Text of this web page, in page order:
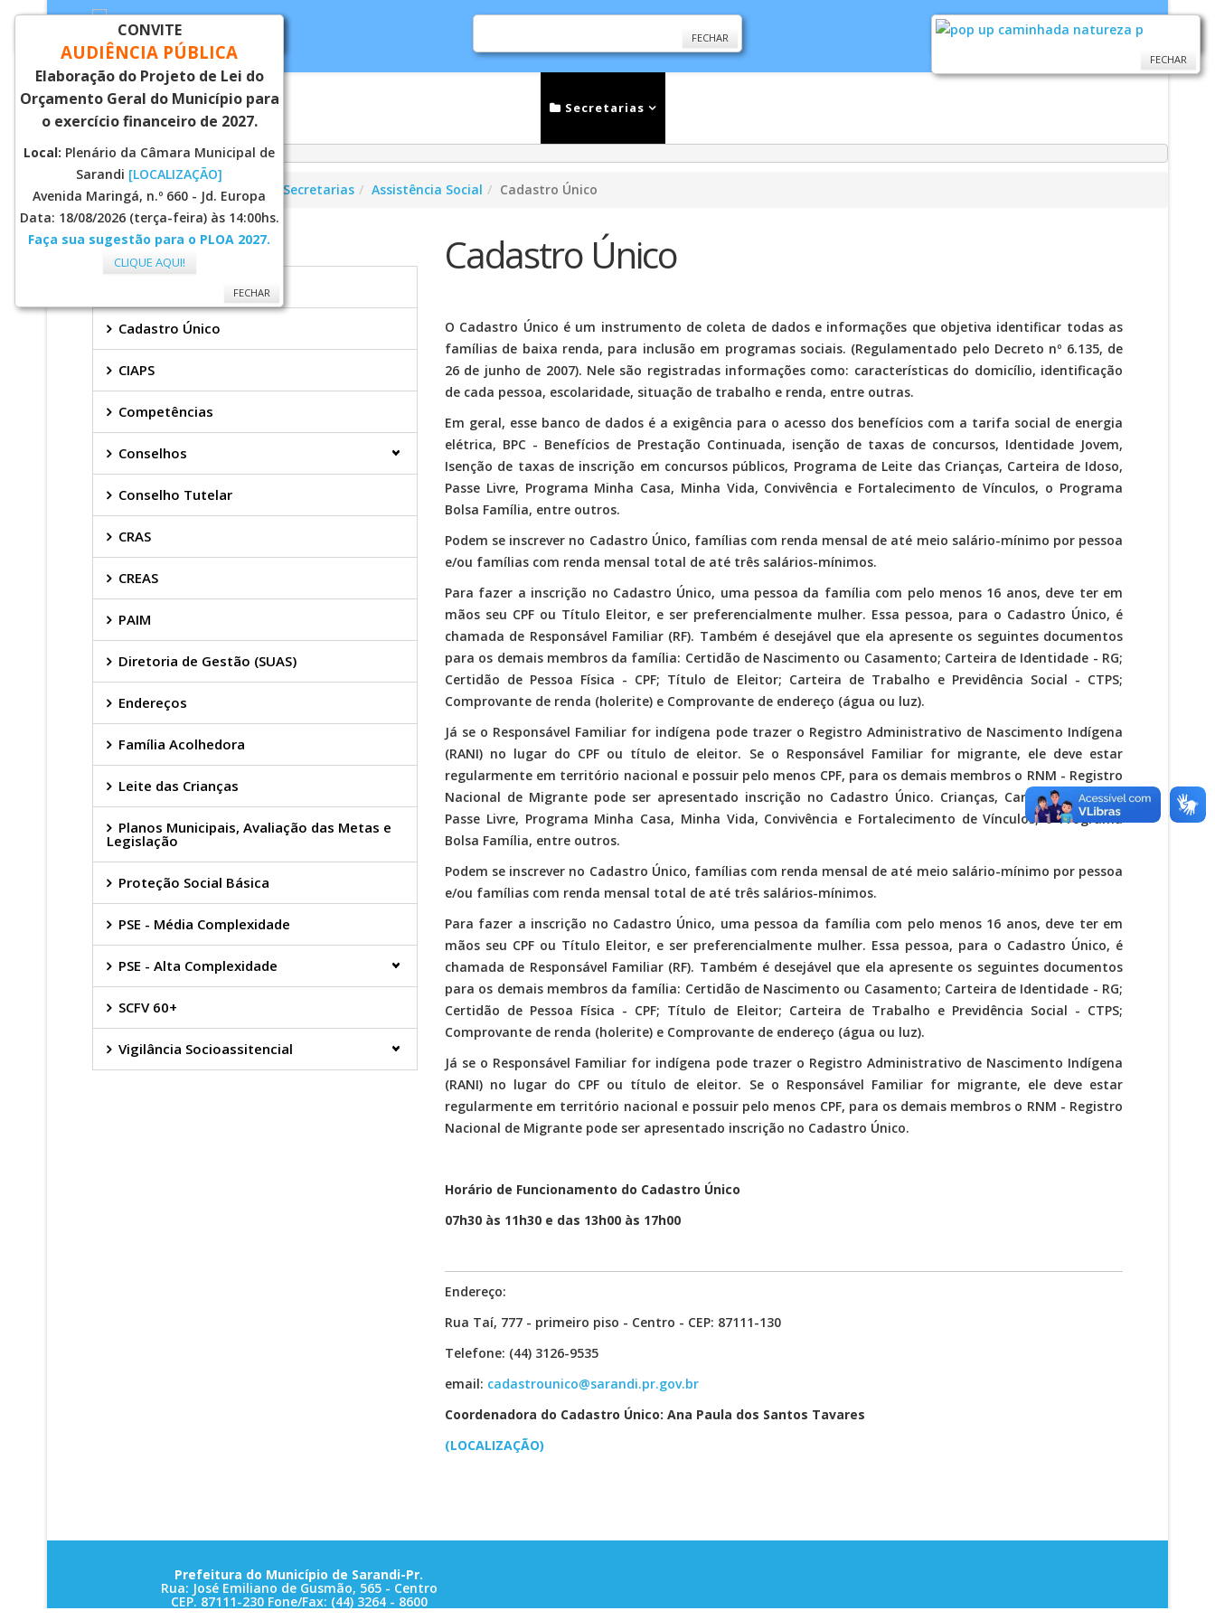
Secretarias
Você está aqui: Página Principal Secretarias Assistência Social Cadastro Único
ASSISTENCIA SOCIAL
Cadastro Único
CIAPS
Competências
Conselhos
Conselho Tutelar
CRAS
CREAS
PAIM
Diretoria de Gestão (SUAS)
Endereços
Família Acolhedora
Leite das Crianças
Planos Municipais, Avaliação das Metas e
Legislação
Proteção Social Básica
PSE - Média Complexidade
PSE - Alta Complexidade
SCFV 60+
Vigilância Socioassitencial
Cadastro Único
O Cadastro Único é um instrumento de coleta de dados e informações que objetiva identificar todas as
famílias de baixa renda, para inclusão em programas sociais. (Regulamentado pelo Decreto nº 6.135, de
26 de junho de 2007). Nele são registradas informações como: características do domicílio, identificação
de cada pessoa, escolaridade, situação de trabalho e renda, entre outras.
Em geral, esse banco de dados é a exigência para o acesso dos benefícios com a tarifa social de energia
elétrica, BPC - Benefícios de Prestação Continuada, isenção de taxas de concursos, Identidade Jovem,
Isenção de taxas de inscrição em concursos públicos, Programa de Leite das Crianças, Carteira de Idoso,
Passe Livre, Programa Minha Casa, Minha Vida, Convivência e Fortalecimento de Vínculos, o Programa
Bolsa Família, entre outros.
Podem se inscrever no Cadastro Único, famílias com renda mensal de até meio salário-mínimo por pessoa
e/ou famílias com renda mensal total de até três salários-mínimos.
Para fazer a inscrição no Cadastro Único, uma pessoa da família com pelo menos 16 anos, deve ter em
mãos seu CPF ou Título Eleitor, e ser preferencialmente mulher. Essa pessoa, para o Cadastro Único, é
chamada de Responsável Familiar (RF). Também é desejável que ela apresente os seguintes documentos
para os demais membros da família: Certidão de Nascimento ou Casamento; Carteira de Identidade - RG;
Certidão de Pessoa Física - CPF; Título de Eleitor; Carteira de Trabalho e Previdência Social - CTPS;
Comprovante de renda (holerite) e Comprovante de endereço (água ou luz).
Já se o Responsável Familiar for indígena pode trazer o Registro Administrativo de Nascimento Indígena
(RANI) no lugar do CPF ou título de eleitor. Se o Responsável Familiar for migrante, ele deve estar
regularmente em território nacional e possuir pelo menos CPF, para os demais membros o RNM - Registro
Nacional de Migrante pode ser apresentado inscrição no Cadastro Único. Crianças, Carteira de Idoso,
Passe Livre, Programa Minha Casa, Minha Vida, Convivência e Fortalecimento de Vínculos, o Programa
Bolsa Família, entre outros.
Podem se inscrever no Cadastro Único, famílias com renda mensal de até meio salário-mínimo por pessoa
e/ou famílias com renda mensal total de até três salários-mínimos.
Para fazer a inscrição no Cadastro Único, uma pessoa da família com pelo menos 16 anos, deve ter em
mãos seu CPF ou Título Eleitor, e ser preferencialmente mulher. Essa pessoa, para o Cadastro Único, é
chamada de Responsável Familiar (RF). Também é desejável que ela apresente os seguintes documentos
para os demais membros da família: Certidão de Nascimento ou Casamento; Carteira de Identidade - RG;
Certidão de Pessoa Física - CPF; Título de Eleitor; Carteira de Trabalho e Previdência Social - CTPS;
Comprovante de renda (holerite) e Comprovante de endereço (água ou luz).
Já se o Responsável Familiar for indígena pode trazer o Registro Administrativo de Nascimento Indígena
(RANI) no lugar do CPF ou título de eleitor. Se o Responsável Familiar for migrante, ele deve estar
regularmente em território nacional e possuir pelo menos CPF, para os demais membros o RNM - Registro
Nacional de Migrante pode ser apresentado inscrição no Cadastro Único.
Horário de Funcionamento do Cadastro Único
07h30 às 11h30 e das 13h00 às 17h00
Endereço:
Rua Taí, 777 - primeiro piso - Centro - CEP: 87111-130
Telefone: (44) 3126-9535
email: cadastrounico@sarandi.pr.gov.br
Coordenadora do Cadastro Único: Ana Paula dos Santos Tavares
(LOCALIZAÇÃO)
Prefeitura do Município de Sarandi-Pr.
Rua: José Emiliano de Gusmão, 565 - Centro
CEP. 87111-230 Fone/Fax: (44) 3264 - 8600
CONVITE
AUDIÊNCIA PÚBLICA
Elaboração do Projeto de Lei do
Orçamento Geral do Município para
o exercício financeiro de 2027.
Local: Plenário da Câmara Municipal de
Sarandi [LOCALIZAÇÃO]
Avenida Maringá, n.º 660 - Jd. Europa
Data: 18/08/2026 (terça-feira) às 14:00hs.
Faça sua sugestão para o PLOA 2027.
CLIQUE AQUI!
FECHAR
FECHAR
FECHAR